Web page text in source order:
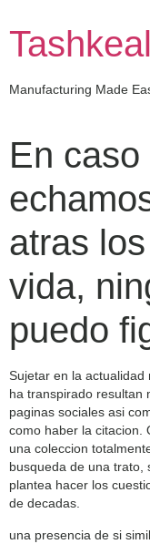
content
Tashkeal
Manufacturing Made
En
atras
vida,
puedo
Sujetar en la
ha transpirado resultan
paginas sociales asi­
como haber la citacion.
una coleccion
busqueda de una trato,
plantea hacer los
de decadas.
una presencia de si